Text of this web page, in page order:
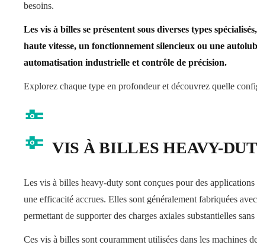
besoins.
Les vis à billes se présentent sous diverses types
haute vitesse, un fonctionnement silencieux ou une
automatisation industrielle et contrôle de précision.
Explorez chaque type en profondeur et découvrez quelle
VIS À BILLES HEAVY-
Les vis à billes heavy-duty sont conçues pour des
une efficacité accrues. Elles sont généralement fabriquées
permettant de supporter des charges axiales substantielles
Ces vis à billes sont couramment utilisées dans les machines